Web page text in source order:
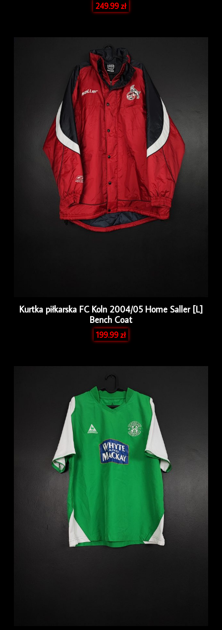
249.99zł
Kurtka piłkarska FC Koln 2004/05 Home Saller [L]
Bench Coat
199.99zł